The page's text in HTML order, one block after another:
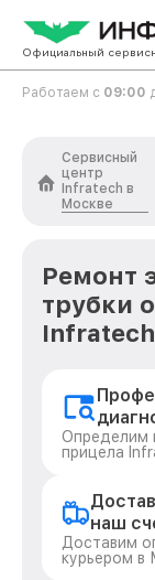
Официальный
Работаем с 09:00
Сервисный
центр
Infratech в
Москве
Ремонт
трубки
Определим
прицела
наш
Доставим
курьером в